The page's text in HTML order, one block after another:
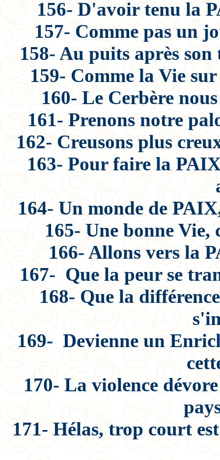
156- D'avoir tenu la
157- Comme pas un
158- Au puits après
159- Comme la Vie
160- Le Cerbère
161- Prenons notre
162- Creusons plus
163- Pour faire la
164- Un monde de
165- Une bonne Vie,
166- Allons vers la
167- Que la peur se
168- Que la
169- Devienne un
170- La violence
171- Hélas, trop court